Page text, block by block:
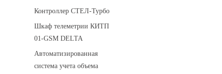
Контроллер СТЕЛ-Турбо
Шкаф телеметрии КИТП
01-GSM DELTA
Автоматизированная
система учета объема